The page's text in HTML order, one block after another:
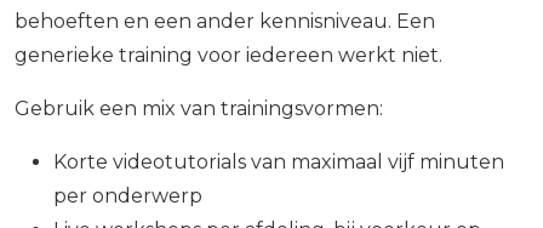
behoeften en een ander kennisniveau. Een
generieke training voor iedereen werkt niet.
Gebruik een mix van trainingsvormen:
Korte videotutorials van maximaal vijf minuten
per onderwerp